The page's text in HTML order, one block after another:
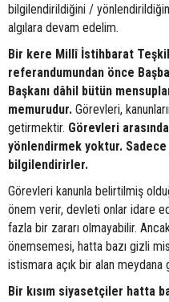
bilgilendirildiğini /
algılara devam edelim.
Bir kere Millî İstihbarat
referandumundan önce
Başkanı dâhil bütün
memurudur. Görevleri,
getirmektir. Görevleri
yönlendirmek yoktur.
bilgilendirirler.
Görevleri kanunla belirtilmiş
önem verir, devleti onlar idare
fazla bir zararı olmayabilir. Ancak
önemsemesi, hatta bazı gizli
istismara açık bir alan
Bir kısım siyasetçiler hatta